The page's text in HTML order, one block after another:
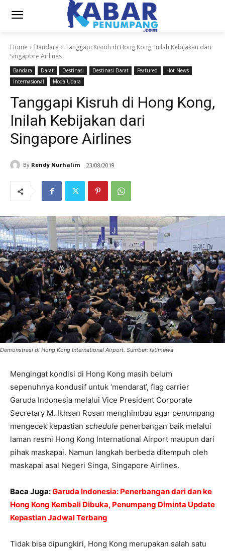
Home Bandara
Tanggapi Kisruh di Hong Kong, Inilah Kebijakan dari
Singapore Airlines
Bandara Darat Destinasi Destinasi Darat Featured
Hot News
Internasional
Moda Udara
Tanggapi Kisruh di Hong Kong,
Inilah Kebijakan dari
Singapore Airlines
By Rendy Nurhalim 23/08/2019
Demonstrasi di Hong Kong International Airport. Sumber: istimewa
Mengingat kondisi di Hong Kong masih belum
sepenuhnya kondusif untuk ‘mendarat’, flag carrier
Garuda Indonesia melalui Vice President Corporate
Secretary M. Ikhsan Rosan menghimbau agar penumpang
mengecek kepastian schedule penerbangan baik melalui
laman resmi Hong Kong International Airport maupun dari
pihak maskapai. Namun langkah berbeda ditempuh oleh
maskapai asal Negeri Singa, Singapore Airlines.
Baca Juga:Garuda Indonesia: Penerbangan dari dan ke
Hong Kong Kembali Dibuka, Penumpang Diminta Update
Kepastian Jadwal Terbang
Tidak bisa dipungkiri, Hong Kong merupakan salah satu